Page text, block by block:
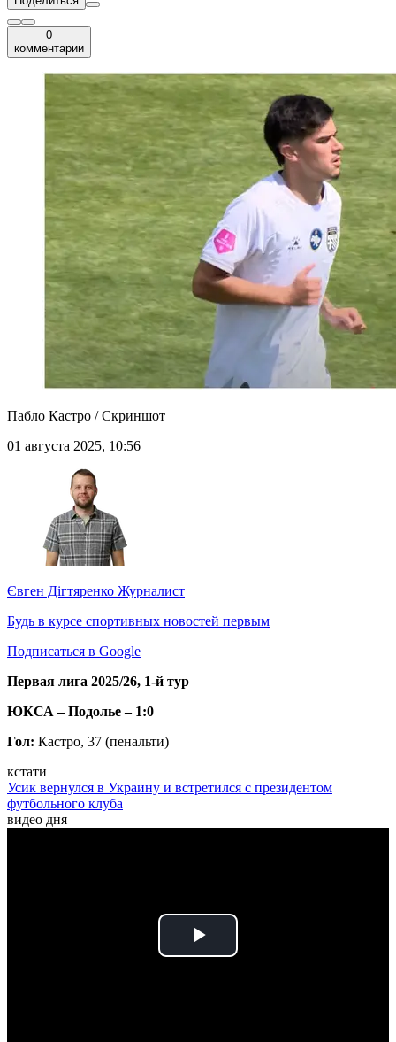
0
комментарии
Пабло Кастро / Скриншот
01 августа 2025, 10:56
Євген Дігтяренко Журналист
Будь в курсе спортивных новостей первым
Подписаться в Google
Первая лига 2025/26, 1-й тур
ЮКСА – Подолье – 1:0
Гол: Кастро, 37 (пенальти)
кстати
Усик вернулся в Украину и встретился с президентом
футбольного клуба
видео дня
Play